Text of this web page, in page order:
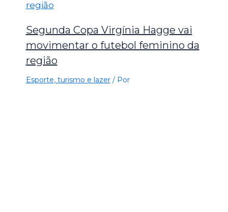
Segunda Copa Virgínia Hagge vai
movimentar o futebol feminino da
região
Esporte, turismo e lazer/ Por